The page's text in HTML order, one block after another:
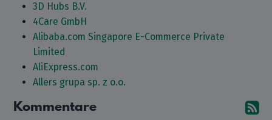
3D Hubs B.V.
4Care GmbH
Alibaba.com Singapore E-Commerce Private
Limited
AliExpress.com
Allers grupa sp. z o.o.
Kommentare